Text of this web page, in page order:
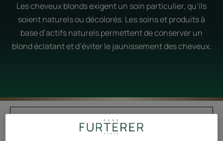
Les cheveux blonds exigent un soin particulier, qu’ils
soient naturels ou décolorés. Les soins et produits à
base d’actifs naturels permettent de conserver un
blond éclatant et d’éviter le jaunissement des cheveux.
Filtrer les produits